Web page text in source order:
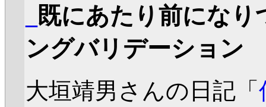
既にあたり前にな
ングバリデーション
大垣靖男さんの日記「